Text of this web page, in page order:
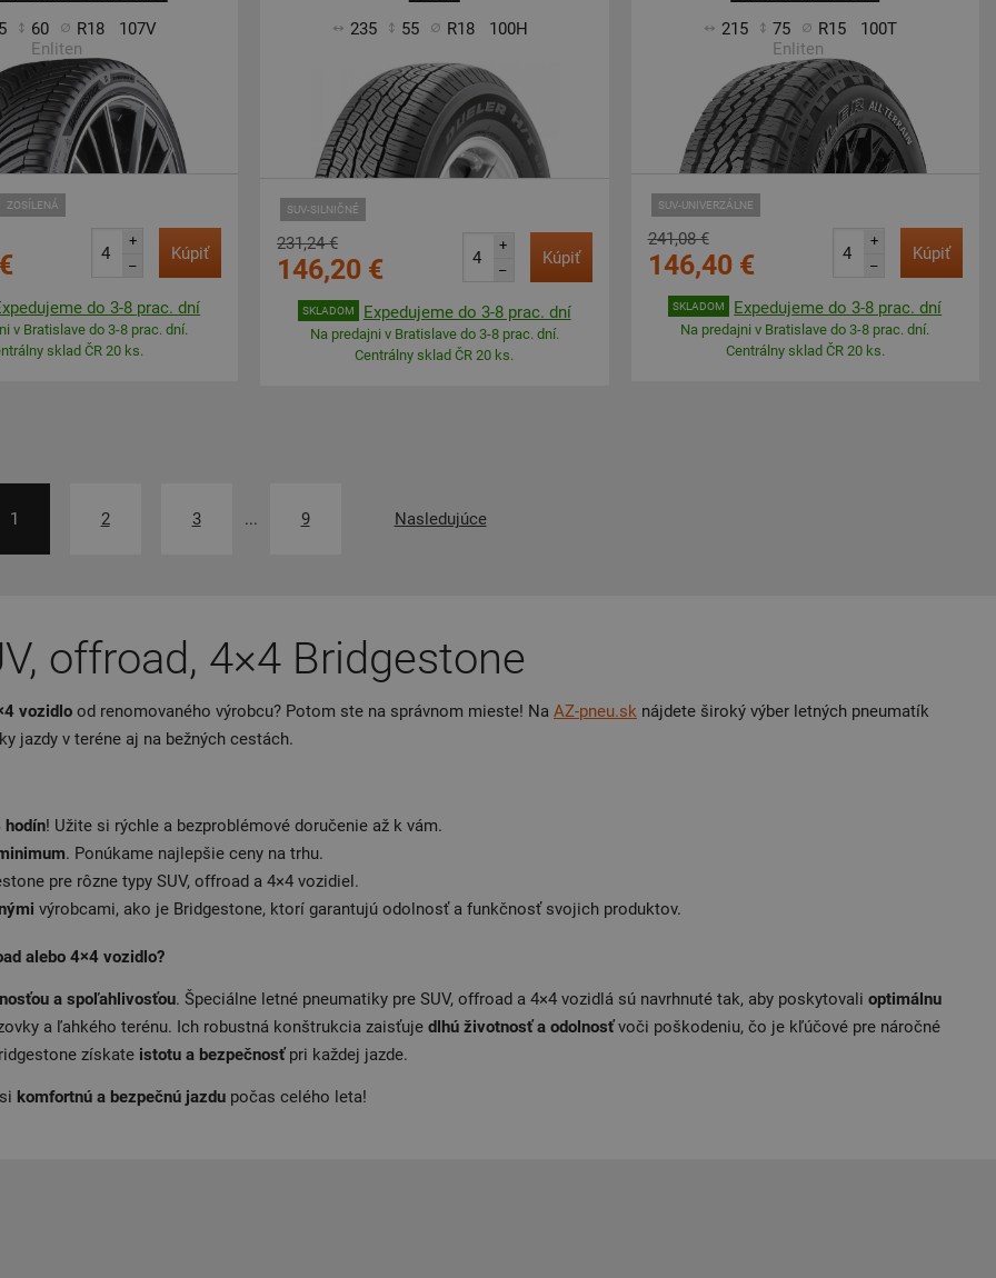
60 R18
107V
Enliten
ZOSÍLENÁ
+
–
Kúpiť
do 3-8 prac. dní
v Bratislave do 3-8 prac. dní.
sklad ČR 20 ks.
235 55 R18 100H
SUV-SILNIČNÉ
231,24 €
146,20 €
+
–
Kúpiť
SKLADOM Expedujeme do 3-8 prac. dní
Na predajni v Bratislave do 3-8 prac. dní.
Centrálny sklad ČR 20 ks.
215 75 R15
100T
Enliten
SUV-UNIVERZÁLNE
241,08 €
146,40 €
+
–
Kúpiť
SKLADOM Expedujeme do 3-8 prac. dní
Na predajni v Bratislave do 3-8 prac. dní.
Centrálny sklad ČR 20 ks.
1 2 3 ... 9 Nasledujúce
offroad, 4×4 Bridgestone
vozidlo od renomovaného výrobcu? Potom ste na správnom mieste! Na AZ-pneu.sk nájdete široký výber letných pneumatík
jazdy v teréne aj na bežných cestách.
hodín! Užite si rýchle a bezproblémové doručenie až k vám.
. Ponúkame najlepšie ceny na trhu.
pre rôzne typy SUV, offroad a 4×4 vozidiel.
výrobcami, ako je Bridgestone, ktorí garantujú odolnosť a funkčnosť svojich produktov.
alebo 4×4 vozidlo?
a spoľahlivosťou. Špeciálne letné pneumatiky pre SUV, offroad a 4×4 vozidlá sú navrhnuté tak, aby poskytovali optimálnu
a ľahkého terénu. Ich robustná konštrukcia zaisťuje dlhú životnosť a odolnosťvoči poškodeniu, čo je kľúčové pre náročné
získate istotu a bezpečnosťpri každej jazde.
komfortnú a bezpečnú jazdu počas celého leta!